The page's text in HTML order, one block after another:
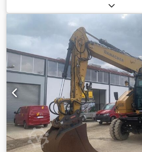
9493 hours 📍Location: Deutschland
to your destination – Use our
estimate transport costs! 💰 Buy Now
Make an Offer. Payment at delivery
affordable fee (subject to approval)*
independent expert 56
8 unvollkommene ℹ️ 0 Ausgaben ⚠️ 📌
Maschine mit bereits 9.500 Stunden.
einem Umfaller auf die Seite die
kompletten Rework unterzogen.
erneuert und die Maschine einmal
see the full inspection, extra photos, or
reference "41025 Equippo" is
looking up more details online. 💡